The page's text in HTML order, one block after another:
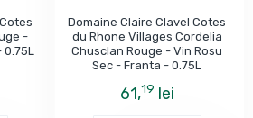
-
0.75L
Domaine Claire Clavel Cotes
du Rhone Villages Cordelia
Chusclan Rouge - Vin Rosu
Sec - Franta - 0.75L
61,19 lei